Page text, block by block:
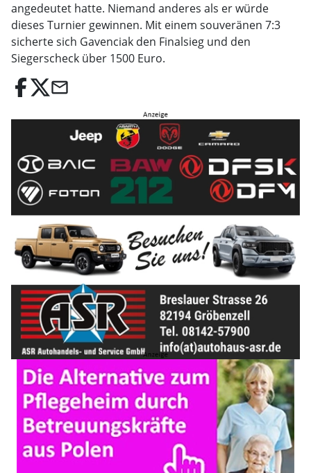
angedeutet hatte. Niemand anderes als er würde
dieses Turnier gewinnen. Mit einem souveränen 7:3
sicherte sich Gavenciak den Finalsieg und den
Siegerscheck über 1500 Euro.
email